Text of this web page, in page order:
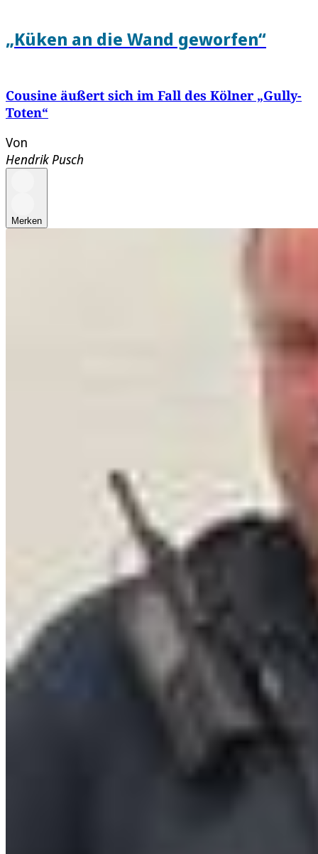
„Küken an die Wand geworfen“
Cousine äußert sich im Fall des Kölner „Gully-
Toten“
Von
Hendrik Pusch
Merken